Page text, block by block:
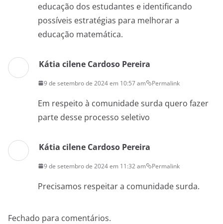
educação dos estudantes e identificando
possíveis estratégias para melhorar a
educação matemática.
Kátia cilene Cardoso Pereira
9 de setembro de 2024 em 10:57 am Permalink
Em respeito à comunidade surda quero fazer
parte desse processo seletivo
Kátia cilene Cardoso Pereira
9 de setembro de 2024 em 11:32 am Permalink
Precisamos respeitar a comunidade surda.
Fechado para comentários.